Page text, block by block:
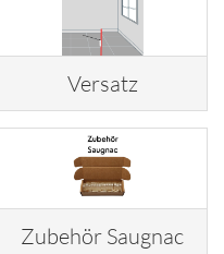
Versatz
Zubehör Saugnac